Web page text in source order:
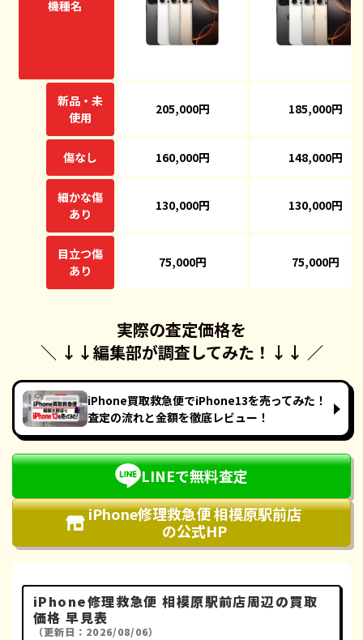
機種名
新品・未
使用
205,000円 185,000円
傷なし 160,000円 148,000円
細かな傷
あり
130,000円 130,000円
目立つ傷
あり
75,000円 75,000円
＼ ↓↓
実際の査定価格を
編集部が調査してみた！ ↓↓ ／
iPhone買取救急便でiPhone13を売ってみた！
査定の流れと金額を徹底レビュー！
LINEで無料査定
iPhone修理救急便 相模原駅前店
の公式HP
iPhone修理救急便 相模原駅前店周辺の買取
価格 早見表
（更新日：2026/08/06）